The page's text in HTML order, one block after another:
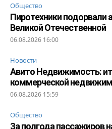
Общество
Пиротехники подорвали
Великой Отечественной
06.08.2026 16:00
Новости
Авито Недвижимость:
коммерческой
06.08.2026 15:59
Общество
За полгода пассажиров